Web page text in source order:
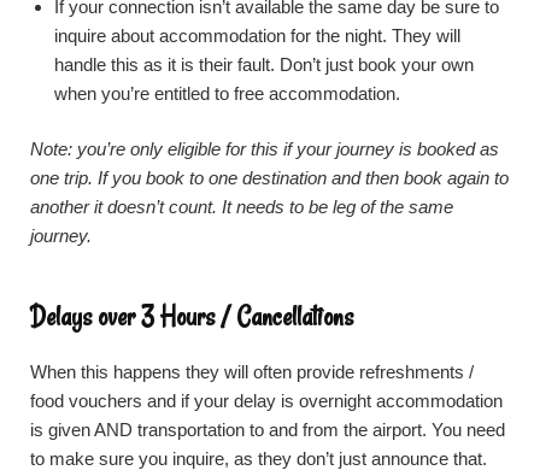
If your connection isn’t available the same day be sure to
inquire about accommodation for the night. They will
handle this as it is their fault. Don’t just book your own
when you’re entitled to free accommodation.
Note: you’re only eligible for this if your journey is booked as
one trip. If you book to one destination and then book again to
another it doesn’t count. It needs to be leg of the same
journey.
Delays over 3 Hours / Cancellations
When this happens they will often provide refreshments /
food vouchers and if your delay is overnight accommodation
is given AND transportation to and from the airport. You need
to make sure you inquire, as they don’t just announce that.